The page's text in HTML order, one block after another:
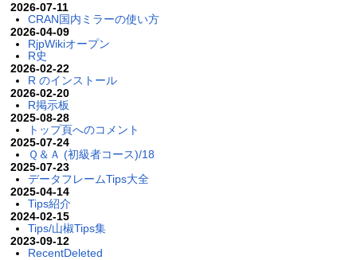
2026-07-11
CRAN国内ミラーの使い方
2026-04-09
RjpWikiオープン
R史
2026-02-22
R のインストール
2026-02-20
R掲示板
2025-08-28
トップ頁へのコメント
2025-07-24
Ｑ＆Ａ (初級者コース)/18
2025-07-23
データフレームTips大全
2025-04-14
Tips紹介
2024-02-15
Tips/山椒Tips集
2023-09-12
RecentDeleted